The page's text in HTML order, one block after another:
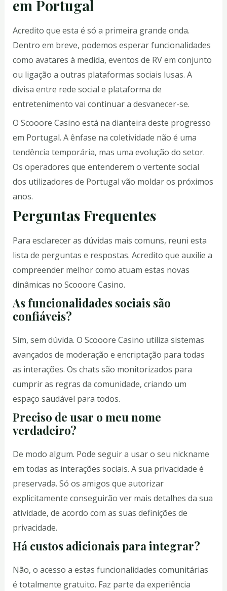
em Portugal
Acredito que esta é só a primeira grande onda.
Dentro em breve, podemos esperar funcionalidades
como avatares à medida, eventos de RV em conjunto
ou ligação a outras plataformas sociais lusas. A
divisa entre rede social e plataforma de
entretenimento vai continuar a desvanecer-se.
O Scooore Casino está na dianteira deste progresso
em Portugal. A ênfase na coletividade não é uma
tendência temporária, mas uma evolução do setor.
Os operadores que entenderem o vertente social
dos utilizadores de Portugal vão moldar os próximos
anos.
Perguntas Frequentes
Para esclarecer as dúvidas mais comuns, reuni esta
lista de perguntas e respostas. Acredito que auxilie a
compreender melhor como atuam estas novas
dinâmicas no Scooore Casino.
As funcionalidades sociais são
confiáveis?
Sim, sem dúvida. O Scooore Casino utiliza sistemas
avançados de moderação e encriptação para todas
as interações. Os chats são monitorizados para
cumprir as regras da comunidade, criando um
espaço saudável para todos.
Preciso de usar o meu nome
verdadeiro?
De modo algum. Pode seguir a usar o seu nickname
em todas as interações sociais. A sua privacidade é
preservada. Só os amigos que autorizar
explicitamente conseguirão ver mais detalhes da sua
atividade, de acordo com as suas definições de
privacidade.
Há custos adicionais para integrar?
Não, o acesso a estas funcionalidades comunitárias
é totalmente gratuito. Faz parte da experiência